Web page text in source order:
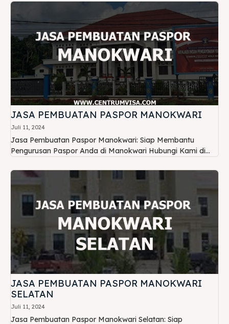
JASA PEMBUATAN PASPOR MANOKWARI
Juli 11, 2024
Jasa Pembuatan Paspor Manokwari: Siap Membantu
Pengurusan Paspor Anda di Manokwari Hubungi Kami di...
JASA PEMBUATAN PASPOR MANOKWARI
SELATAN
Juli 11, 2024
Jasa Pembuatan Paspor Manokwari Selatan: Siap